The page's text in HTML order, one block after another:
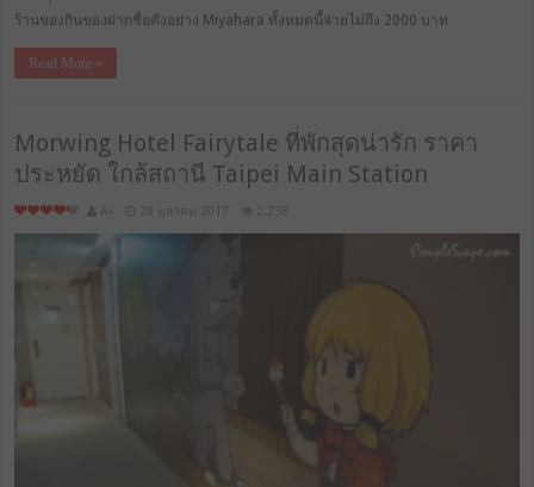
ร้านของกินของฝากชื่อดังอย่าง Miyahara ทั้งหมดนี้จ่ายไม่ถึง 2000 บาท
Read More »
Morwing Hotel Fairytale ที่พักสุดน่ารัก ราคา
ประหยัด ใกล้สถานี Taipei Main Station
A+ 28 ตุลาคม 2017